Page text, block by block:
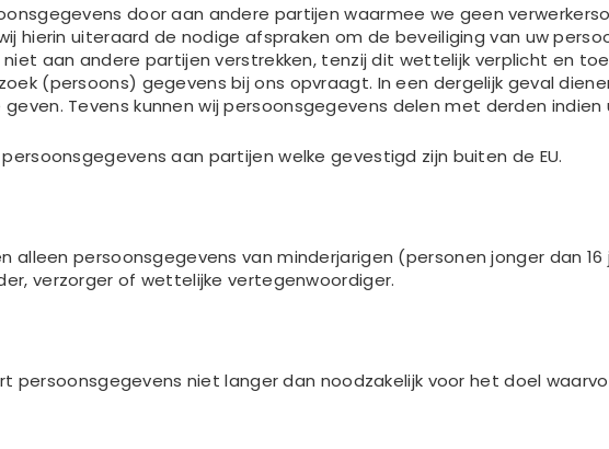
door aan andere partijen waarmee we geen
hierin uiteraard de nodige afspraken om de beveiliging van uw
aan andere partijen verstrekken, tenzij dit wettelijk verplicht en
(persoons) gegevens bij ons opvraagt. In een dergelijk geval
Tevens kunnen wij persoonsgegevens delen met derden
aan partijen welke gevestigd zijn buiten de EU.
alleen persoonsgegevens van minderjarigen (personen jonger dan
verzorger of wettelijke vertegenwoordiger.
persoonsgegevens niet langer dan noodzakelijk voor het doel